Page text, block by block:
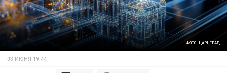
ФОТО: ЦАРЬГРАД
03 ИЮНЯ 19:44